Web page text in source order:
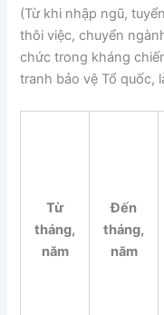
(Từ khi nhập ngũ,
thôi việc, chuyển
chức trong kháng
tranh bảo vệ Tổ quốc,
Từ
tháng,
năm
Đến
tháng,
năm